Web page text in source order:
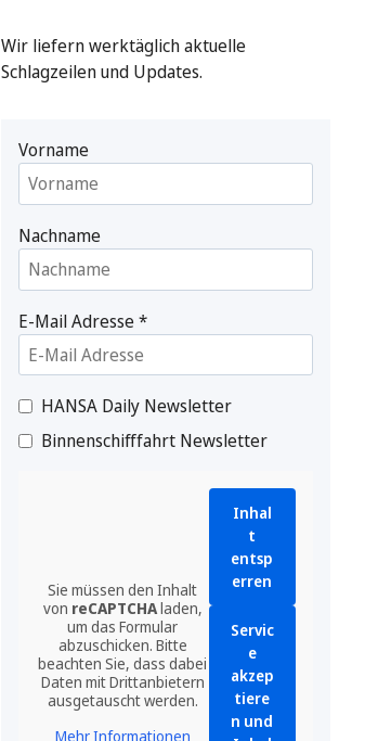
Wir liefern werktäglich aktuelle
Schlagzeilen und Updates.
Vorname
Nachname
E-Mail Adresse*
HANSA Daily Newsletter
Binnenschifffahrt Newsletter
Sie müssen den Inhalt
von reCAPTCHAladen,
um das Formular
abzuschicken. Bitte
beachten Sie, dass dabei
Daten mit Drittanbietern
ausgetauscht werden.
Mehr Informationen
Inhal
t
entsp
erren
Servic
e
akzep
tiere
n und